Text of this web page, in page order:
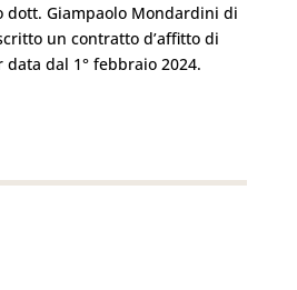
dott. Giampaolo Mondardini di
un contratto d’affitto di
data dal 1° febbraio 2024.